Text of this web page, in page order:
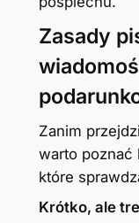
Zasady
Zanim
warto poznać
które
Krótko, ale